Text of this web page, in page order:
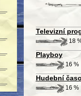
Televizní
18
Playboy
16 %
Hudební
16 %